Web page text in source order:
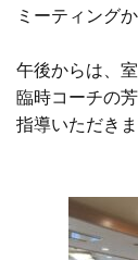
ミーティング
午後からは、
臨時コーチの
指導いただきま